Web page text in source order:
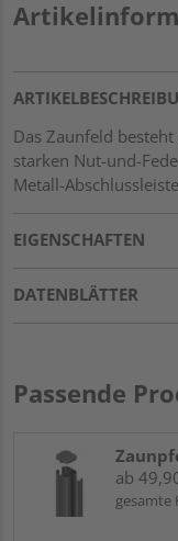
Das Zaunfeld
starken Nut-und-
Metall-
EIGENSCHAFTEN
DATENBLÄTTER
Passende
ab
gesamte